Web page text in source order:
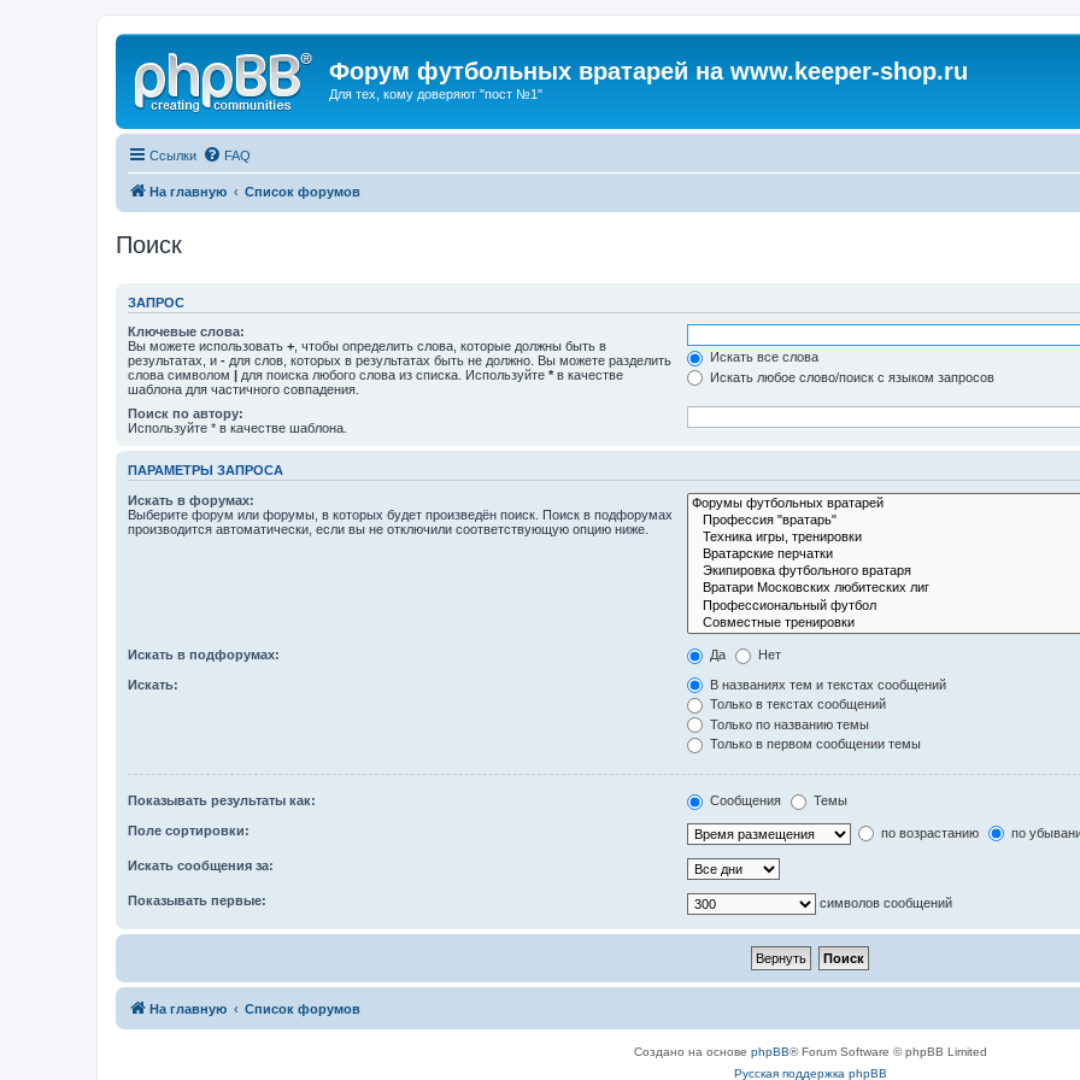
Форум футбольных вратарей на www.keeper-shop.ru
Для тех, кому доверяют "пост №1"
Ссылки FAQ
На главную Список форумов
Поиск
ЗАПРОС
Ключевые слова:
Вы можете использовать + , чтобы определить слова, которые должны быть в
результатах, и - для слов, которых в результатах быть не должно. Вы можете разделить
слова символом | для поиска любого слова из списка. Используйте * в качестве
шаблона для частичного совпадения.
Искать все слова
Искать любое слово/поиск с языком запросов
Поиск по автору:
Используйте * в качестве шаблона.
ПАРАМЕТРЫ ЗАПРОСА
Искать в форумах:
Выберите форум или форумы, в которых будет произведён поиск. Поиск в подфорумах
производится автоматически, если вы не отключили соответствующую опцию ниже.
Искать в подфорумах: Да Нет
Искать:
В названиях тем и текстах сообщений
Только в текстах сообщений
Только по названию темы
Только в первом сообщении темы
Показывать результаты как: Сообщения Темы
Поле сортировки: по возрастанию по
Искать сообщения за:
Показывать первые: символов сообщений
На главную Список форумов
Создано на основе phpBB® Forum Software © phpBB Limited
Русская поддержка phpBB